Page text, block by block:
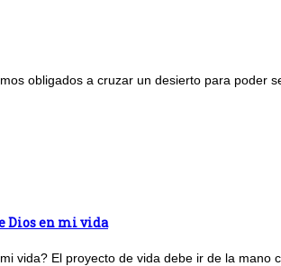
obligados a cruzar un desierto para poder
Dios en mi vida
vida? El proyecto de vida debe ir de la mano